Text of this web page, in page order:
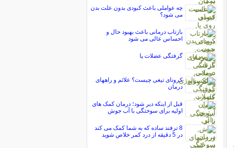
چه عواملی باعث کبودی بدون علت بدن
می شود؟
بازتاب درمانی باعث بهبود حال و
احساس عالی می شود
گرفتگی عضلات پا
کرونای تیغی چیست؟ علائم و راههای
درمان
قبل از اینکه دیر شود؛ درمان کمک های
اولیه برای سوختگی با آب جوش
8 ترفند ساده که به شما کمک می کند
در 5 دقیقه از درد کمر خلاص شوید